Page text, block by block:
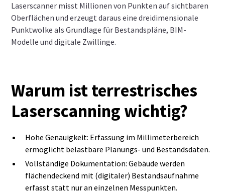
Laserscanner misst Millionen von Punkten auf sichtbaren
Oberflächen und erzeugt daraus eine dreidimensionale
Punktwolke als Grundlage für Bestandspläne, BIM-
Modelle und digitale Zwillinge.
Warum ist terrestrisches
Laserscanning wichtig?
Hohe Genauigkeit: Erfassung im Millimeterbereich
ermöglicht belastbare Planungs- und Bestandsdaten.
Vollständige Dokumentation: Gebäude werden
flächendeckend mit (digitaler) Bestandsaufnahme
erfasst statt nur an einzelnen Messpunkten.